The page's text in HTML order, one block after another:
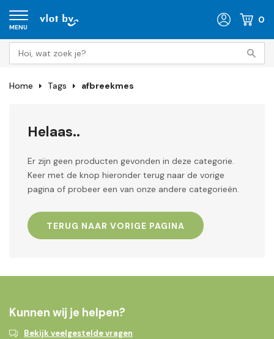
MENU
0
Home Tags afbreekmes
Helaas..
Er zijn geen producten gevonden in deze categorie.
Keer met de knop hieronder terug naar de vorige
pagina of probeer een van onze andere categorieën.
TERUG NAAR VORIGE PAGINA
Kunnen wij je helpen?
Bekijk veelgestelde vragen